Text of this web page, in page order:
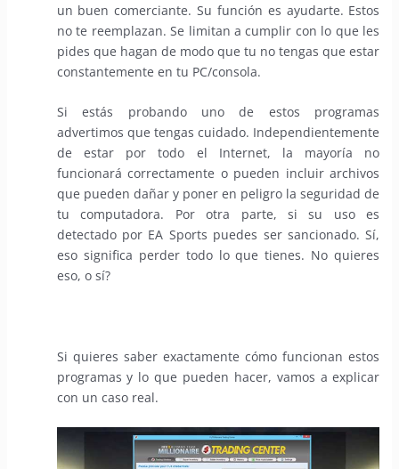
un buen comerciante. Su función es ayudarte. Estos
no te reemplazan. Se limitan a cumplir con lo que les
pides que hagan de modo que tu no tengas que estar
constantemente en tu PC/consola.
Si estás probando uno de estos programas
advertimos que tengas cuidado. Independientemente
de estar por todo el Internet, la mayoría no
funcionará correctamente o pueden incluir archivos
que pueden dañar y poner en peligro la seguridad de
tu computadora. Por otra parte, si su uso es
detectado por EA Sports puedes ser sancionado. Sí,
eso significa perder todo lo que tienes. No quieres
eso, o sí?
Si quieres saber exactamente cómo funcionan estos
programas y lo que pueden hacer, vamos a explicar
con un caso real.